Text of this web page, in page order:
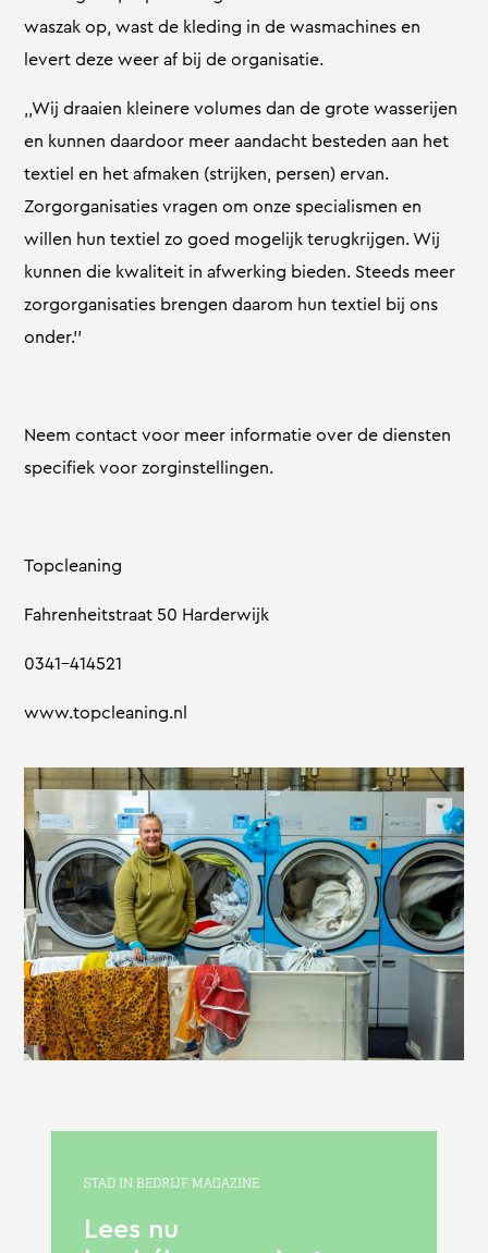
waszak op, wast de kleding in de wasmachines en
levert deze weer af bij de organisatie.
,,Wij draaien kleinere volumes dan de grote wasserijen
en kunnen daardoor meer aandacht besteden aan het
textiel en het afmaken (strijken, persen) ervan.
Zorgorganisaties vragen om onze specialismen en
willen hun textiel zo goed mogelijk terugkrijgen. Wij
kunnen die kwaliteit in afwerking bieden. Steeds meer
zorgorganisaties brengen daarom hun textiel bij ons
onder.’’
Neem contact voor meer informatie over de diensten
specifiek voor zorginstellingen.
Topcleaning
Fahrenheitstraat 50 Harderwijk
0341-414521
www.topcleaning.nl
STAD IN BEDRIJF MAGAZINE
Lees nu